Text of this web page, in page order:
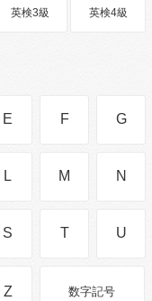
英検3級 英検4級
E F G
L M N
S T U
Z 数字記号